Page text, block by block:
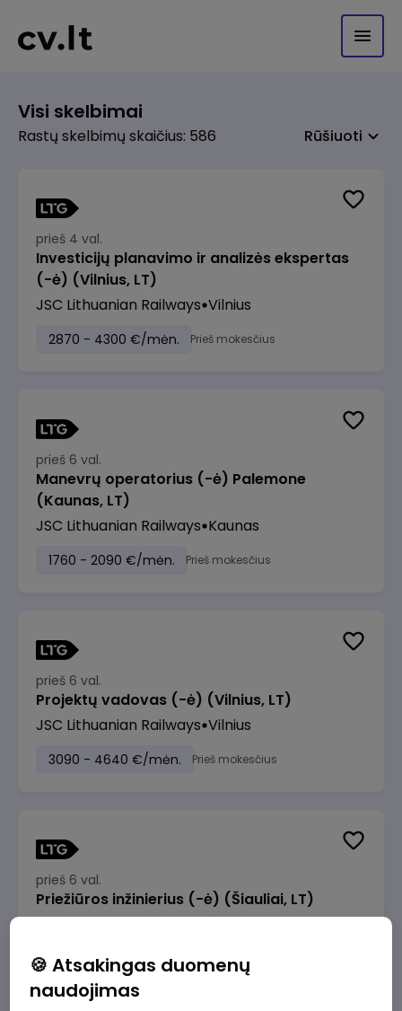
Visi skelbimai
Rastų skelbimų skaičius: 586 Rūšiuoti
prieš 4 val.
Investicijų planavimo ir analizės ekspertas
(-ė) (Vilnius, LT)
JSC Lithuanian Railways Vilnius
2870 - 4300 €/mėn. Prieš mokesčius
prieš 6 val.
Manevrų operatorius (-ė) Palemone
(Kaunas, LT)
JSC Lithuanian Railways Kaunas
1760 - 2090 €/mėn. Prieš mokesčius
prieš 6 val.
Projektų vadovas (-ė) (Vilnius, LT)
JSC Lithuanian Railways Vilnius
3090 - 4640 €/mėn. Prieš mokesčius
prieš 6 val.
Priežiūros inžinierius (-ė) (Šiauliai, LT)
1900 - 2850 €/mėn. Prieš mokesčius
🍪 Atsakingas duomenų
naudojimas